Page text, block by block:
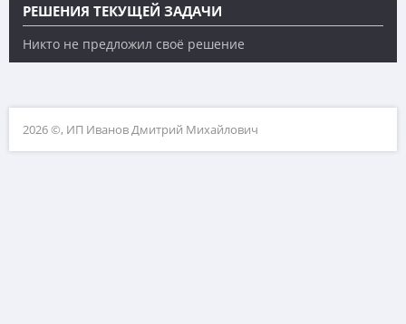
РЕШЕНИЯ ТЕКУЩЕЙ ЗАДАЧИ
Никто не предложил своё решение
2026 ©, ИП Иванов Дмитрий Михайлович